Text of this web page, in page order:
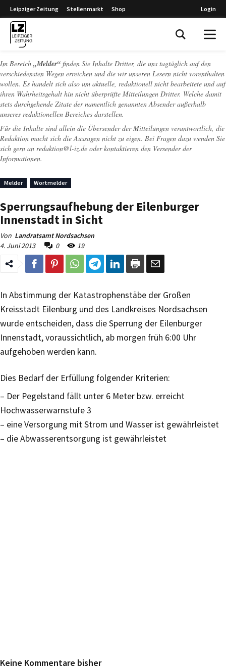
Leipziger Zeitung Stellenmarkt Shop Login
Im Bereich „Melder“ finden Sie Inhalte Dritter, die uns tagtäglich auf den
verschiedensten Wegen erreichen und die wir unseren Lesern nicht vorenthalten
wollen. Es handelt sich also um aktuelle, redaktionell nicht bearbeitete und auf
ihren Wahrheitsgehalt hin nicht überprüfte Mitteilungen Dritter. Welche damit
stets durchgehende Zitate der namentlich genannten Absender außerhalb
unseres redaktionellen Bereiches darstellen.
Für die Inhalte sind allein die Übersender der Mitteilungen verantwortlich, die
Redaktion macht sich die Aussagen nicht zu eigen. Bei Fragen dazu wenden Sie
sich gern an redaktion@l-iz.de oder kontaktieren den Versender der
Informationen.
Melder Wortmelder
Sperrungsaufhebung der Eilenburger
Innenstadt in Sicht
Von Landratsamt Nordsachsen
4. Juni 2013
0 19
In Abstimmung der Katastrophenstäbe der Großen
Kreisstadt Eilenburg und des Landkreises Nordsachsen
wurde entscheiden, dass die Sperrung der Eilenburger
Innenstadt, voraussichtlich, ab morgen früh 6:00 Uhr
aufgehoben werden kann.
Dies Bedarf der Erfüllung folgender Kriterien:
– Der Pegelstand fällt unter 6 Meter bzw. erreicht
Hochwasserwarnstufe 3
– eine Versorgung mit Strom und Wasser ist gewährleistet
– die Abwasserentsorgung ist gewährleistet
Keine Kommentare bisher